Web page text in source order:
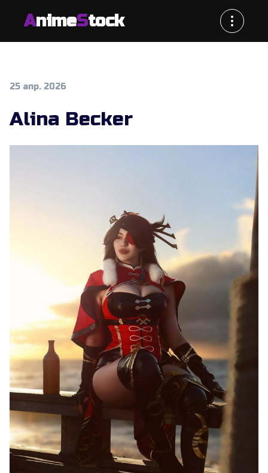
AnimeStock
25 апр. 2026
Alina Becker